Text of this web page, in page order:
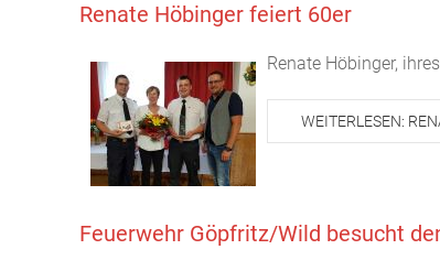
Renate Höbinger feiert 60er
Renate Höbinger,
WEITERLESEN:
Feuerwehr Göpfritz/Wild besucht